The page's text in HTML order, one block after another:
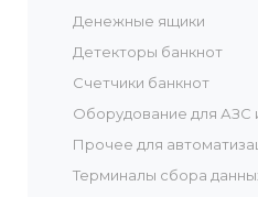
Денежные ящики
Детекторы банкнот
Счетчики банкнот
Оборудование для АЗС
Прочее для
Терминалы сбора